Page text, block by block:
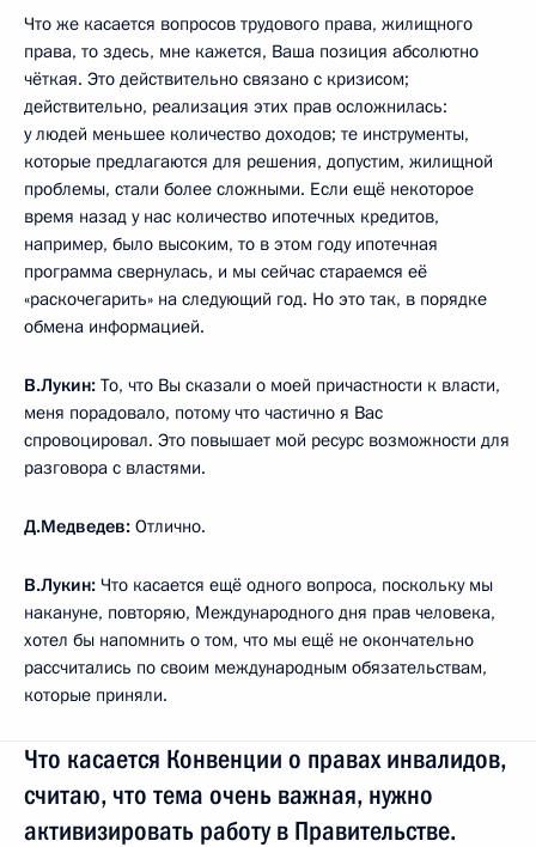
Что же касается вопросов трудового права, жилищного
права, то здесь, мне кажется, Ваша позиция абсолютно
чёткая. Это действительно связано с кризисом;
действительно, реализация этих прав осложнилась:
у людей меньшее количество доходов; те инструменты,
которые предлагаются для решения, допустим, жилищной
проблемы, стали более сложными. Если ещё некоторое
время назад у нас количество ипотечных кредитов,
например, было высоким, то в этом году ипотечная
программа свернулась, и мы сейчас стараемся её
«раскочегарить» на следующий год. Но это так, в порядке
обмена информацией.
В.Лукин: То, что Вы сказали о моей причастности к власти,
меня порадовало, потому что частично я Вас
спровоцировал. Это повышает мой ресурс возможности для
разговора с властями.
Д.Медведев: Отлично.
В.Лукин: Что касается ещё одного вопроса, поскольку мы
накануне, повторяю, Международного дня прав человека,
хотел бы напомнить о том, что мы ещё не окончательно
рассчитались по своим международным обязательствам,
которые приняли.
Что касается Конвенции о правах инвалидов,
считаю, что тема очень важная, нужно
активизировать работу в Правительстве.